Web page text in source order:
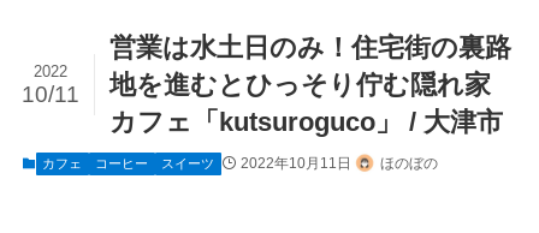
営業は水土日のみ！住宅街の裏路
地を進むとひっそり佇む隠れ家
カフェ「kutsuroguco」 / 大津市
2022
10/11
カフェ コーヒー スイーツ 2022年10月11日 ほのぼの